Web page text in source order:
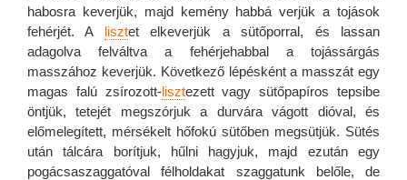
habosra keverjük, majd kemény habbá verjük a tojások
fehérjét. A lisztet elkeverjük a sütőporral, és lassan
adagolva felváltva a fehérjehabbal a tojássárgás
masszához keverjük. Következő lépésként a masszát egy
magas falú zsírozott-lisztezett vagy sütőpapíros tepsibe
öntjük, tetejét megszórjuk a durvára vágott dióval, és
előmelegített, mérsékelt hőfokú sütőben megsütjük. Sütés
után tálcára borítjuk, hűlni hagyjuk, majd ezután egy
pogácsaszaggatóval félholdakat szaggatunk belőle, de